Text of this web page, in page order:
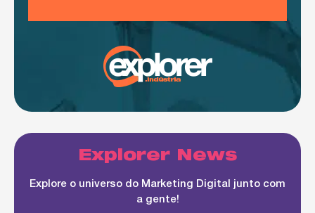
Explorer News
Explore o universo do Marketing Digital junto com
a gente!